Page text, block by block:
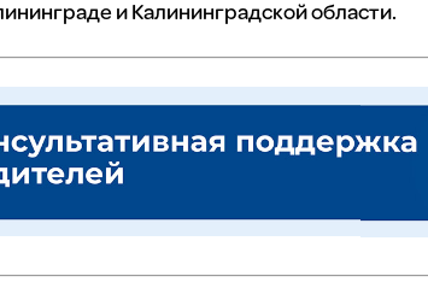
и Калининградской области.